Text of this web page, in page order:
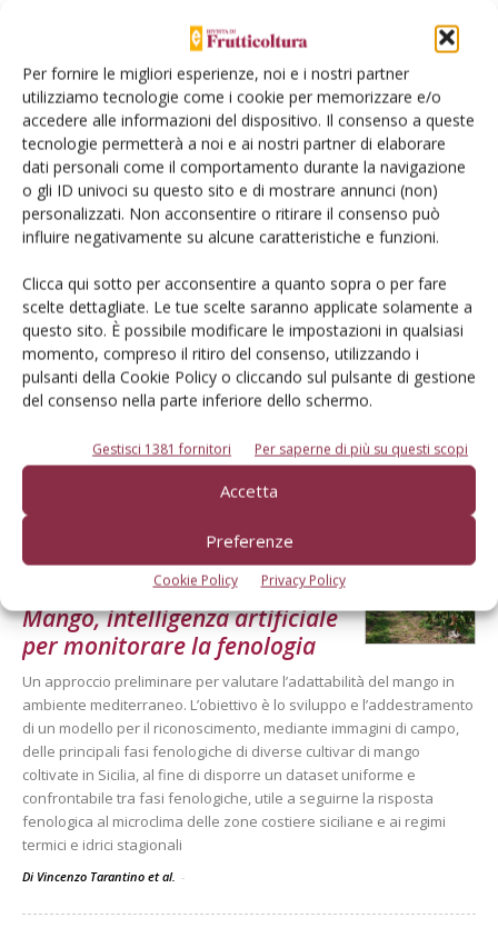
Per fornire le migliori esperienze, noi e i nostri partner
utilizziamo tecnologie come i cookie per memorizzare e/o
accedere alle informazioni del dispositivo. Il consenso a queste
tecnologie permetterà a noi e ai nostri partner di elaborare
dati personali come il comportamento durante la navigazione
o gli ID univoci su questo sito e di mostrare annunci (non)
personalizzati. Non acconsentire o ritirare il consenso può
influire negativamente su alcune caratteristiche e funzioni.
Clicca qui sotto per acconsentire a quanto sopra o per fare
scelte dettagliate. Le tue scelte saranno applicate solamente a
questo sito. È possibile modificare le impostazioni in qualsiasi
momento, compreso il ritiro del consenso, utilizzando i
pulsanti della Cookie Policy o cliccando sul pulsante di gestione
del consenso nella parte inferiore dello schermo.
Gestisci 1381 fornitori Per saperne di più su questi scopi
Accetta
Preferenze
Cookie Policy Privacy Policy
Dalla stessa categoria
MELO 6 Agosto 2026
Mele, la produzione europea
scenderà sotto i 10 milioni di
tonnellate
Secondo le previsioni di Prognosfruit 2026, pesano nel bilancio gli
eventi climatici estremi. Ma le prospettive di mercato sono buone
ARTICOLI ABBONATI 30 Luglio 2026
Mango, intelligenza artificiale
per monitorare la fenologia
Un approccio preliminare per valutare l’adattabilità del mango in
ambiente mediterraneo. L’obiettivo è lo sviluppo e l’addestramento
di un modello per il riconoscimento, mediante immagini di campo,
delle principali fasi fenologiche di diverse cultivar di mango
coltivate in Sicilia, al fine di disporre un dataset uniforme e
confrontabile tra fasi fenologiche, utile a seguirne la risposta
fenologica al microclima delle zone costiere siciliane e ai regimi
termici e idrici stagionali
Di Vincenzo Tarantino et al. -